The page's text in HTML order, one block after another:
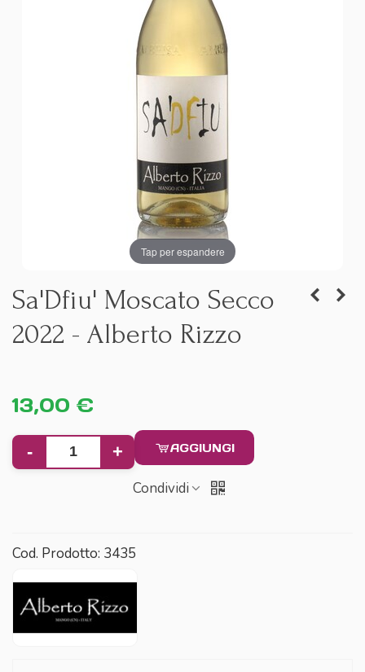
Tap per espandere
Sa'Dfiu' Moscato Secco
2022 - Alberto Rizzo
13,00 €
- + AGGIUNGI
Condividi
Cod. Prodotto: 3435